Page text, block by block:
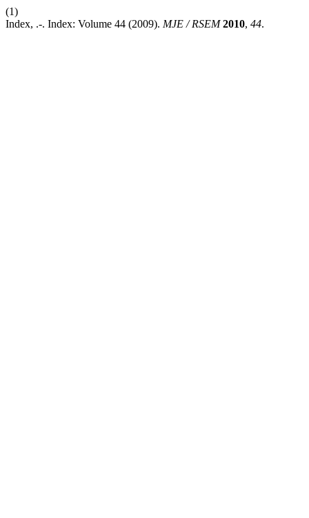
(1)
Index, .-. Index: Volume 44 (2009). MJE / RSEM 2010, 44.